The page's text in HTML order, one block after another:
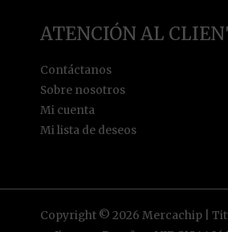
ATENCIÓN AL
Contáctanos
Sobre nosotros
Mi cuenta
Mi lista de deseos
Copyright © 2026 Mercachip |